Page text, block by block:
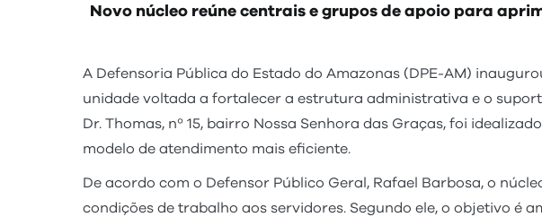
Novo núcleo reúne centrais e grupos de apoio para
A Defensoria Pública do Estado do Amazonas (DPE-AM)
unidade voltada a fortalecer a estrutura administrativa e o
Dr. Thomas, nº 15, bairro Nossa Senhora das Graças, foi
modelo de atendimento mais eficiente.
De acordo com o Defensor Público Geral, Rafael Barbosa, o
condições de trabalho aos servidores. Segundo ele, o objetivo é